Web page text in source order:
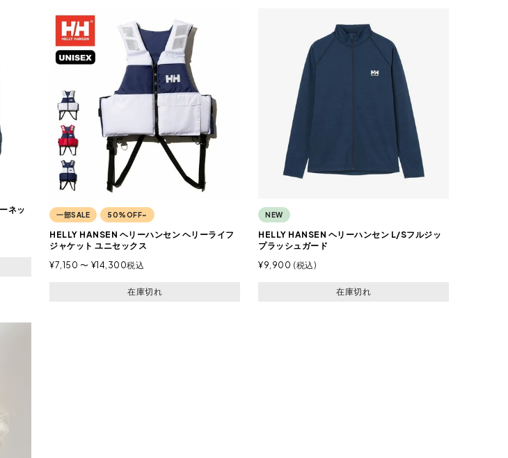
ネッ
一部SALE 50%OFF~
HELLY HANSEN ヘリーハンセン ヘリーライフ
ジャケット ユニセックス
¥7,150 〜 ¥14,300税込
在庫切れ
NEW
HELLY HANSEN ヘリーハンセン L/Sフルジッ
プラッシュガード
¥9,900 税込
在庫切れ